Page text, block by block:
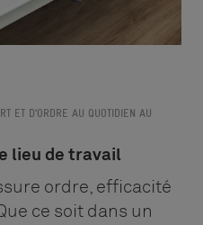
ET D’ORDRE AU QUOTIDIEN AU
lieu de travail
ordre, efficacité
ce soit dans un